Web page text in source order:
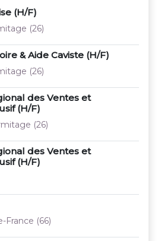
(H/F)
(26)
& Aide Caviste (H/F)
(26)
des Ventes et
(H/F)
(26)
des Ventes et
(H/F)
France (66)